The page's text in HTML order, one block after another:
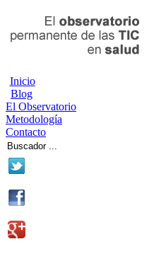
Inicio
Blog
El Observatorio
Metodología
Contacto